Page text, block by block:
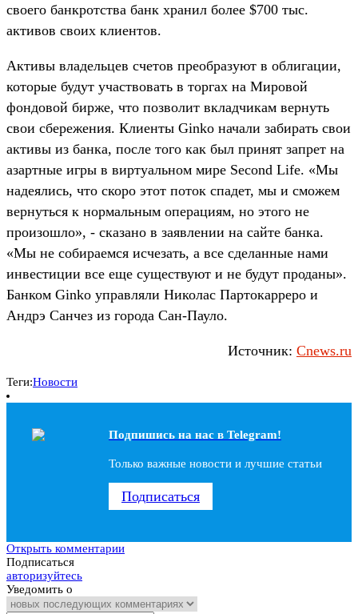
своего банкротства банк хранил более $700 тыс.
активов своих клиентов.
Активы владельцев счетов преобразуют в облигации,
которые будут участвовать в торгах на Мировой
фондовой бирже, что позволит вкладчикам вернуть
свои сбережения. Клиенты Ginko начали забирать свои
активы из банка, после того как был принят запрет на
азартные игры в виртуальном мире Second Life. «Мы
надеялись, что скоро этот поток спадет, мы и сможем
вернуться к нормальным операциям, но этого не
произошло», - сказано в заявлении на сайте банка.
«Мы не собираемся исчезать, а все сделанные нами
инвестиции все еще существуют и не будут проданы».
Банком Ginko управляли Николас Партокарреро и
Андрэ Санчез из города Сан-Пауло.
Источник: Cnews.ru
Теги:Новости
Подпишись на наc в Telegram!
Только важные новости и лучшие статьи
Подписаться
Открыть комментарии
Подписаться
авторизуйтесь
Уведомить о